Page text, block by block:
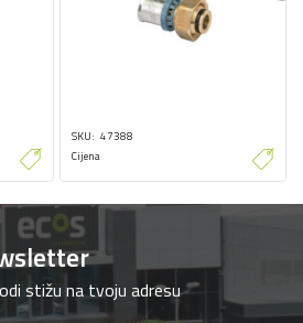
SKU 47388
Cijena
stižu na tvoju adresu